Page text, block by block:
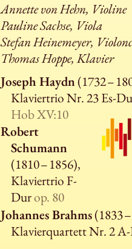
Annette von Hehn, Violine
Pauline Sachse, Viola
Stefan Heinemeyer,
Thomas Hoppe, Klavier
Joseph Haydn(1732 –
Klaviertrio Nr. 23 Es-
Hob XV:10
Robert
Schumann
(1810 – 1856),
Klaviertrio F-
Durop. 80
Johannes Brahms(1833
Klavierquartett Nr. 2